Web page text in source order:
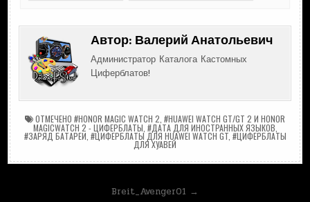
Автор: Валерий Анатольевич
Администратор Каталога Кастомных
Циферблатов!
ОТМЕЧЕНО #HONOR MAGIC WATCH 2 #HUAWEI WATCH GT/GT 2 И HONOR
MAGICWATCH 2 - ЦИФЕРБЛАТЫ #ДАТА ДЛЯ ИНОСТРАННЫХ ЯЗЫКОВ
#ЗАРЯД БАТАРЕИ #ЦИФЕРБЛАТЫ ДЛЯ HUAWEI WATCH GT, #ЦИФЕРБЛАТЫ
ДЛЯ ХУАВЕЙ
Breit_Avenger01 →